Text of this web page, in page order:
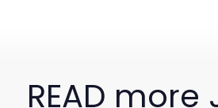
READ